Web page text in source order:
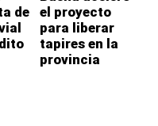
de
el proyecto
para liberar
tapires en la
provincia